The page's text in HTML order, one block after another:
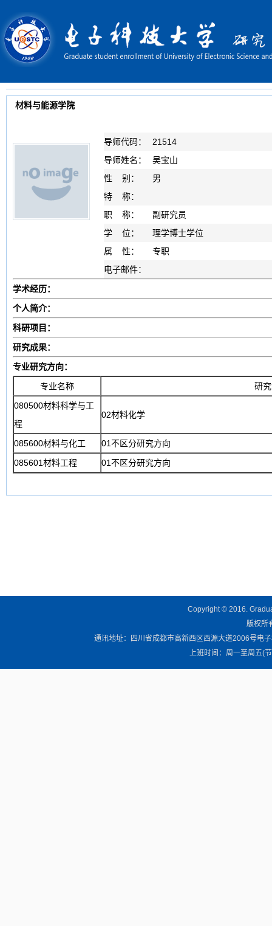
材料与能源学院
导师代码：
21514
导师姓名：
吴宝山
性 别：
男
特 称：
职 称：
副研究员
学 位：
理学博士学位
属 性：
专职
电子邮件：
学术经历：
个人简介：
科研项目：
研究成果：
专业研究方向：
专业名称
研
080500材料科学与工
程
02材料化学
085600材料与化工
01不区分研究方向
085601材料工程
01不区分研究方向
Copyright © 2016.
版权所
通讯地址：四川省成都市高新西区西源大道2006号电
上班时间：周一至周五(